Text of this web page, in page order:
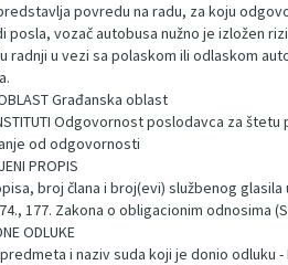
povredu na radu, za koju
posla, vozač autobusa nužno je izložen
radnji u vezi sa polaskom ili odlaskom
Građanska oblast
Odgovornost poslodavca za
od odgovornosti
PROPIS
broj člana i broj(evi) službenog
177. Zakona o obligacionim odnosima
ODLUKE
i naziv suda koji je donio odluku -